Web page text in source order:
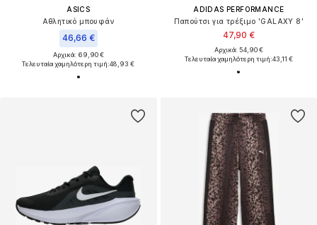
ASICS
Αθλητικό μπουφάν
46,66 €
Αρχικά: 69,90 €
Τελευταία χαμηλότερη τιμή:48,93 €
ADIDAS PERFORMANCE
Παπούτσι για τρέξιμο 'GALAXY 8'
47,90 €
Αρχικά: 54,90 €
Τελευταία χαμηλότερη τιμή:43,11 €